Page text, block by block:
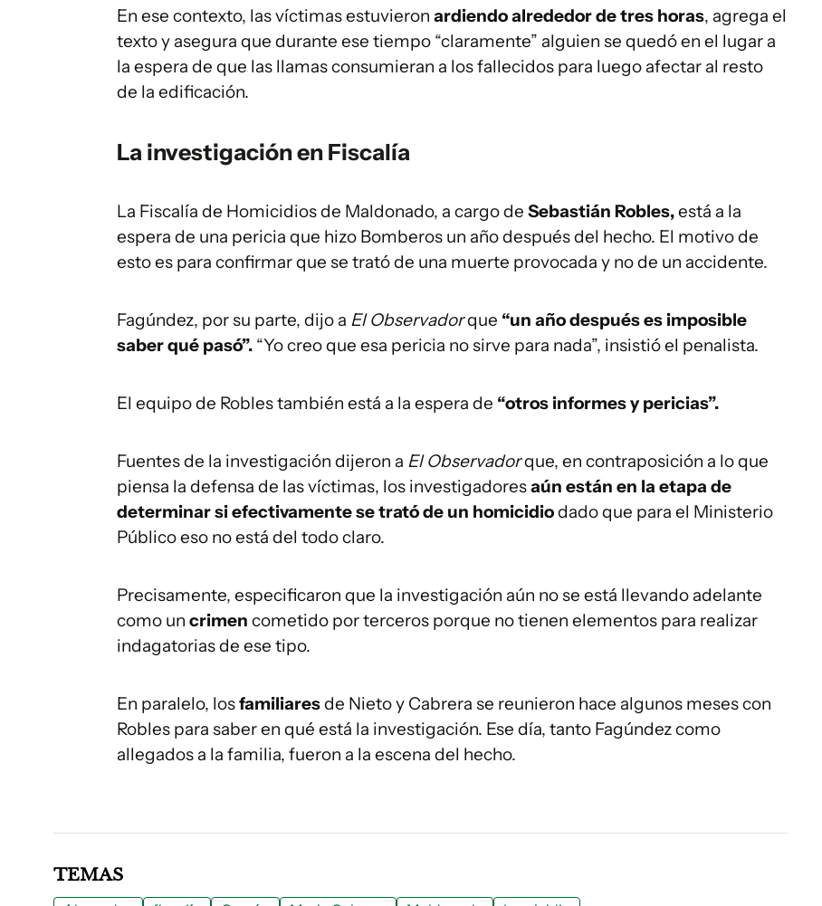
En ese contexto, las víctimas estuvieron ardiendo alrededor de tres horas, agrega el
texto y asegura que durante ese tiempo “claramente” alguien se quedó en el lugar a
la espera de que las llamas consumieran a los fallecidos para luego afectar al resto
de la edificación.
La investigación en Fiscalía
La Fiscalía de Homicidios de Maldonado, a cargo de Sebastián Robles,está a la
espera de una pericia que hizo Bomberos un año después del hecho. El motivo de
esto es para confirmar que se trató de una muerte provocada y no de un accidente.
Fagúndez, por su parte, dijo a El Observadorque “un año después es imposible
saber qué pasó”. “Yo creo que esa pericia no sirve para nada”, insistió el penalista.
El equipo de Robles también está a la espera de “otros informes y pericias”.
Fuentes de la investigación dijeron a El Observadorque, en contraposición a lo que
piensa la defensa de las víctimas, los investigadoresaún están en la etapa de
determinar si efectivamente se trató de un homicidiodado que para el Ministerio
Público eso no está del todo claro.
Precisamente, especificaron que la investigación aún no se está llevando adelante
como un crimen cometido por terceros porque no tienen elementos para realizar
indagatorias de ese tipo.
En paralelo, losfamiliaresde Nieto y Cabrera se reunieron hace algunos meses con
Robles para saber en qué está la investigación. Ese día, tanto Fagúndez como
allegados a la familia, fueron a la escena del hecho.
TEMAS